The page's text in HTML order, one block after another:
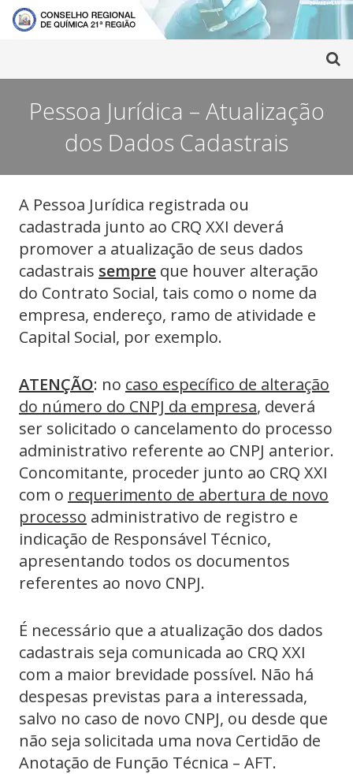
Pessoa Jurídica – Atualização
dos Dados Cadastrais
A Pessoa Jurídica registrada ou
cadastrada junto ao CRQ XXI deverá
promover a atualização de seus dados
cadastrais sempre que houver alteração
do Contrato Social, tais como o nome da
empresa, endereço, ramo de atividade e
Capital Social, por exemplo.
ATENÇÃO: no caso específico de alteração
do número do CNPJ da empresa, deverá
ser solicitado o cancelamento do processo
administrativo referente ao CNPJ anterior.
Concomitante, proceder junto ao CRQ XXI
com o requerimento de abertura de novo
processo administrativo de registro e
indicação de Responsável Técnico,
apresentando todos os documentos
referentes ao novo CNPJ.
É necessário que a atualização dos dados
cadastrais seja comunicada ao CRQ XXI
com a maior brevidade possível. Não há
despesas previstas para a interessada,
salvo no caso de novo CNPJ, ou desde que
não seja solicitada uma nova Certidão de
Anotação de Função Técnica – AFT.